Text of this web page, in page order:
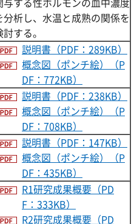
分析し、水温と成熟の関係を
する。
説明書（PDF：289KB）
概念図（ポンチ絵）（P
DF：772KB）
説明書（PDF：238KB）
概念図（ポンチ絵）（P
DF：708KB）
説明書（PDF：147KB）
概念図（ポンチ絵）（P
DF：435KB）
R1研究成果概要（PD
F：333KB）
R2研究成果概要（PD